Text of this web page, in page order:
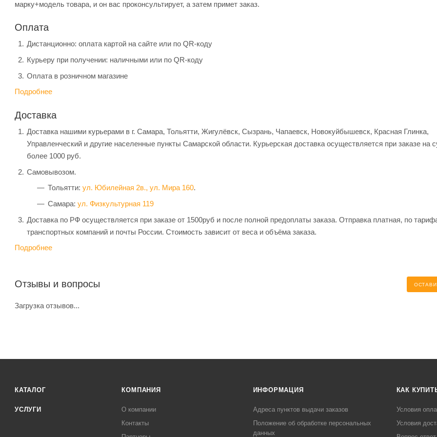
марку+модель товара, и он вас проконсультирует, а затем примет заказ.
Оплата
Дистанционно: оплата картой на сайте или по QR-коду
Курьеру при получении: наличными или по QR-коду
Оплата в розничном магазине
Подробнее
Доставка
Доставка нашими курьерами в г. Самара, Тольятти, Жигулёвск, Сызрань, Чапаевск, Новокуйбышевск, Красная Глинка,
Управленческий и другие населенные пункты Самарской области. Курьерская доставка осуществляется при заказе на
более 1000 руб.
Самовывозом.
Тольятти: ул. Юбилейная 2в., ул. Мира 160.
Самара: ул. Физкультурная 119
Доставка по РФ осуществляется при заказе от 1500руб и после полной предоплаты заказа. Отправка платная, по
транспортных компаний и почты России. Стоимость зависит от веса и объёма заказа.
Подробнее
Отзывы и вопросы
Загрузка отзывов...
КАТАЛОГ
УСЛУГИ
КОМПАНИЯ
О компании
Контакты
ИНФОРМАЦИЯ
Адреса пунктов выдачи заказов
Положение об обработке персональных
данных
КАК
Условия
Условия